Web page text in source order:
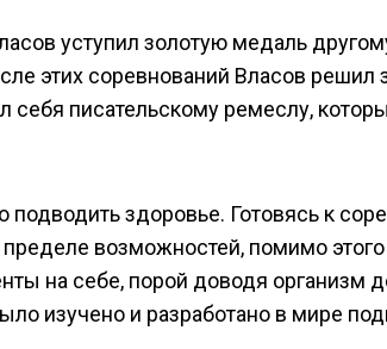
уступил золотую медаль
этих соревнований Власов решил
себя писательскому ремеслу,
здоровье. Готовясь к
возможностей, помимо
на себе, порой доводя организм
изучено и разработано в мире